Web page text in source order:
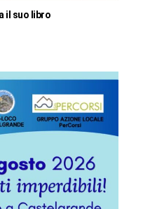
il suo libro